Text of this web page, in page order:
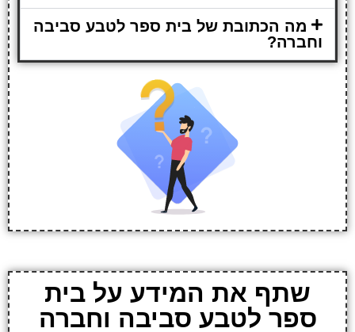
מה הכתובת של בית ספר לטבע סביבה
וחברה?
שתף את המידע על בית
ספר לטבע סביבה וחברה